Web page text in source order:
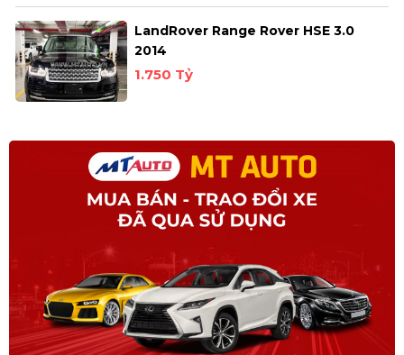
LandRover Range Rover HSE 3.0
2014
1.750 Tỷ